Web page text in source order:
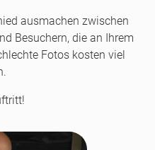
ausmachen zwischen
Besuchern, die an Ihrem
Fotos kosten viel